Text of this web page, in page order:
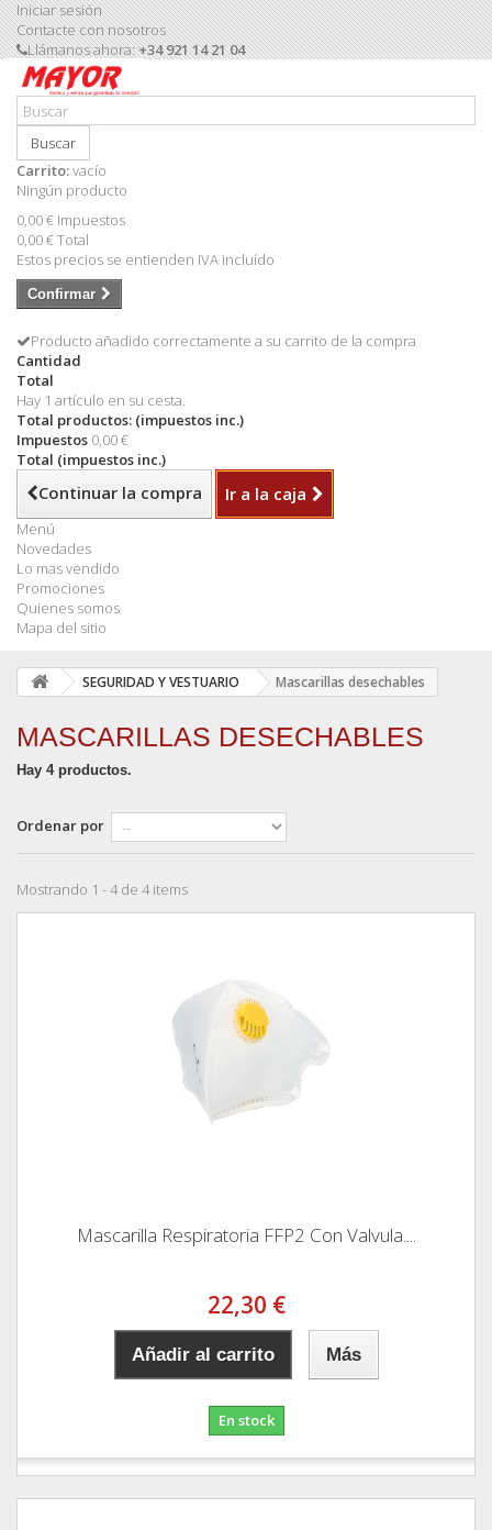
Iniciar sesión
Contacte con nosotros
Llámanos ahora:+34 921 14 21 04
Buscar
Carrito:vacío
Ningún producto
0,00 € Impuestos
0,00 €Total
Estos precios se entienden IVA incluído
Confirmar
Producto añadido correctamente a su carrito de la compra
Cantidad
Total
Hay 1 artículo en su cesta.
Total productos: (impuestos inc.)
Impuestos 0,00 €
Total (impuestos inc.)
Continuar la compra Ir a la caja
Menú
Novedades
Lo mas vendido
Promociones
Quienes somos
Mapa del sitio
SEGURIDAD Y VESTUARIO Mascarillas desechables
MASCARILLAS DESECHABLES
Hay 4 productos.
Ordenar por
Mostrando 1 - 4 de 4 items
Mascarilla Respiratoria FFP2 Con Valvula....
22,30 €
Añadir al carrito Más
En stock